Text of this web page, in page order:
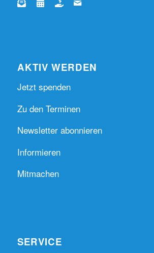
AKTIV WERDEN
Jetzt spenden
Zu den Terminen
Newsletter abonnieren
Informieren
Mitmachen
SERVICE